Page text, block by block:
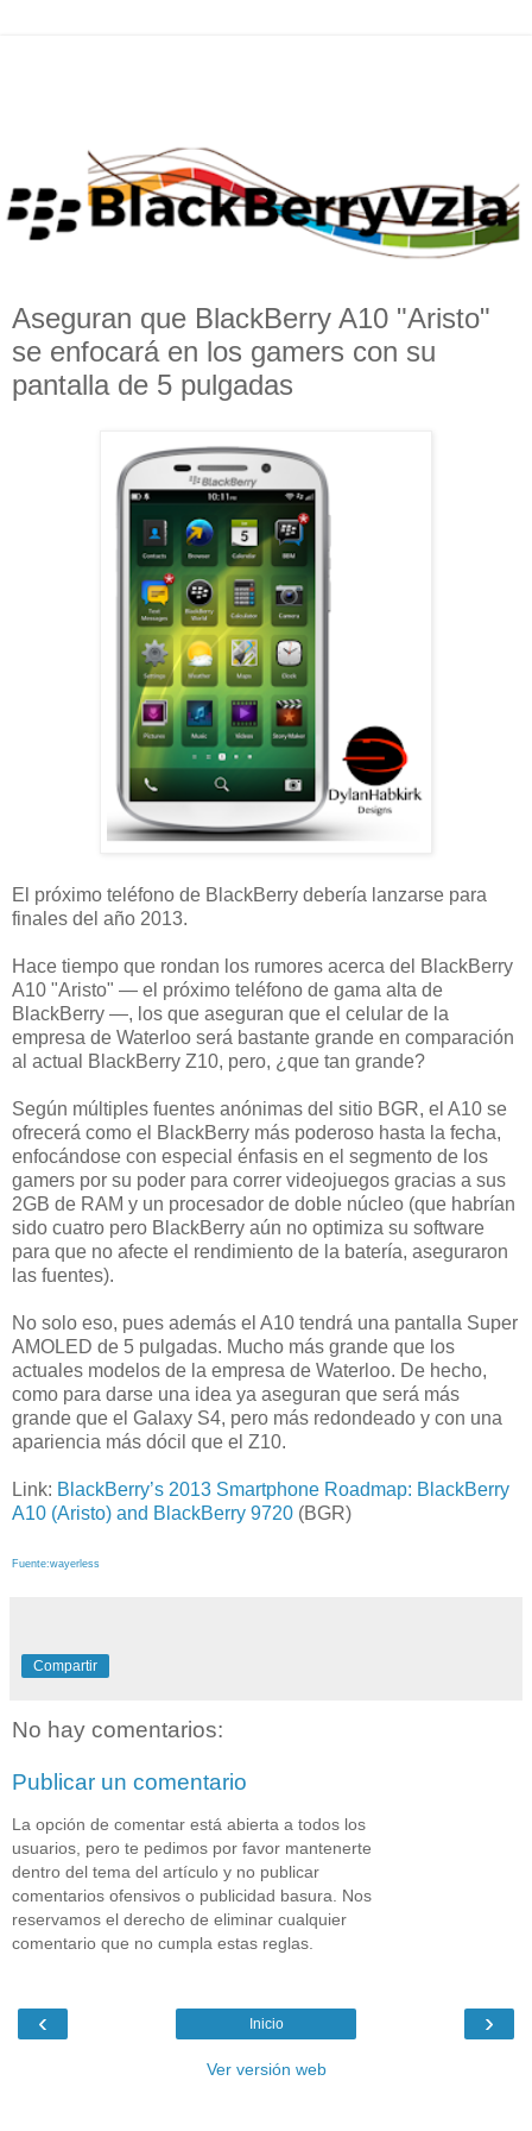
Aseguran que BlackBerry A10 "Aristo"
se enfocará en los gamers con su
pantalla de 5 pulgadas
El próximo teléfono de BlackBerry debería lanzarse para
finales del año 2013.
Hace tiempo que rondan los rumores acerca del BlackBerry
A10 "Aristo" — el próximo teléfono de gama alta de
BlackBerry —, los que aseguran que el celular de la
empresa de Waterloo será bastante grande en comparación
al actual BlackBerry Z10, pero, ¿que tan grande?
Según múltiples fuentes anónimas del sitio BGR, el A10 se
ofrecerá como el BlackBerry más poderoso hasta la fecha,
enfocándose con especial énfasis en el segmento de los
gamers por su poder para correr videojuegos gracias a sus
2GB de RAM y un procesador de doble núcleo (que habrían
sido cuatro pero BlackBerry aún no optimiza su software
para que no afecte el rendimiento de la batería, aseguraron
las fuentes).
No solo eso, pues además el A10 tendrá una pantalla Super
AMOLED de 5 pulgadas. Mucho más grande que los
actuales modelos de la empresa de Waterloo. De hecho,
como para darse una idea ya aseguran que será más
grande que el Galaxy S4, pero más redondeado y con una
apariencia más dócil que el Z10.
Link: BlackBerry’s 2013 Smartphone Roadmap: BlackBerry
A10 (Aristo) and BlackBerry 9720 (BGR)
Fuente:wayerless
Compartir
No hay comentarios:
Publicar un comentario
La opción de comentar está abierta a todos los
usuarios, pero te pedimos por favor mantenerte
dentro del tema del artículo y no publicar
comentarios ofensivos o publicidad basura. Nos
reservamos el derecho de eliminar cualquier
comentario que no cumpla estas reglas.
‹ ›
Inicio
Ver versión web